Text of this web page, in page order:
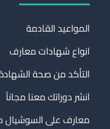
المواعيد القادمة
انواع شهادات معارف
التأكد من صحة
انشر دوراتك معنا مجاناً
معارف على السوشيال